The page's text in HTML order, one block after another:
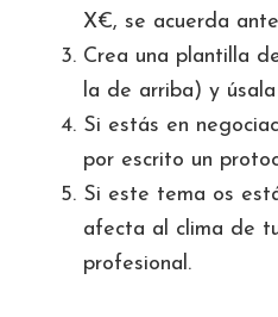
X€, se acuerda
Crea una plantilla
la de arriba) y úsala
Si estás en
por escrito un
Si este tema os
afecta al clima de
profesional.